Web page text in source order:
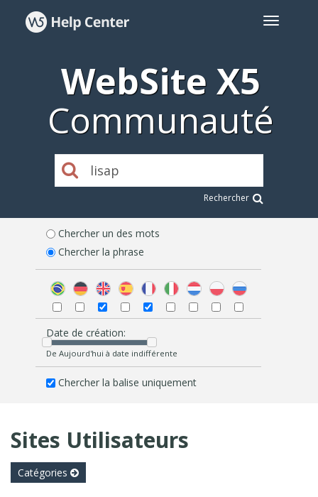
WebSite X5
Communauté
Rechercher
Chercher un des mots
Chercher la phrase
Date de création:
De Aujourd'hui à date indifférente
Chercher la balise uniquement
Sites Utilisateurs
Catégories